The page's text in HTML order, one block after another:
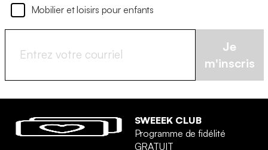
Mobilier et loisirs pour enfants
Je
m'inscris
SWEEEK CLUB
Programme de fidélité
GRATUIT